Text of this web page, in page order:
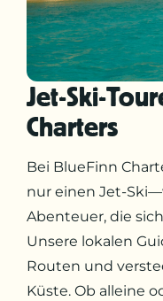
Jet-Ski-
Charters
Bei BlueFinn
nur einen Jet-
Abenteuer, die
Unsere lokalen
Routen und
Küste. Ob alleine